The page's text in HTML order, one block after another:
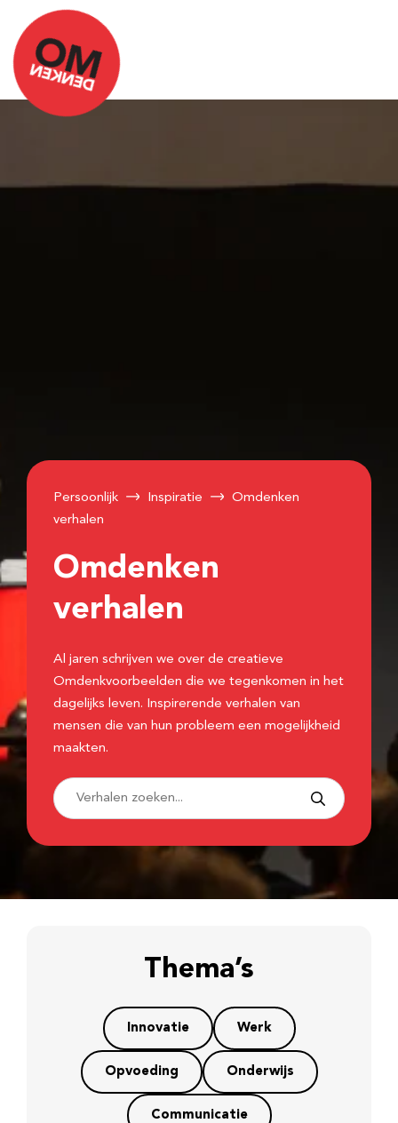
Persoonlijk Inspiratie
Omdenken
verhalen
Omdenken
verhalen
Al jaren schrijven we over de creatieve
Omdenkvoorbeelden die we tegenkomen in het
dagelijks leven. Inspirerende verhalen van
mensen die van hun probleem een mogelijkheid
maakten.
Thema’s
Innovatie Werk
Opvoeding Onderwijs
Communicatie